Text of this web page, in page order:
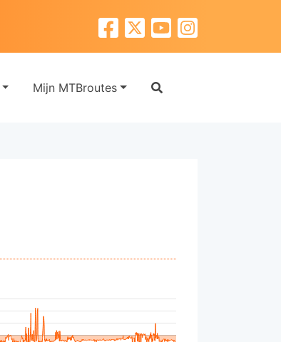
Mijn MTBroutes